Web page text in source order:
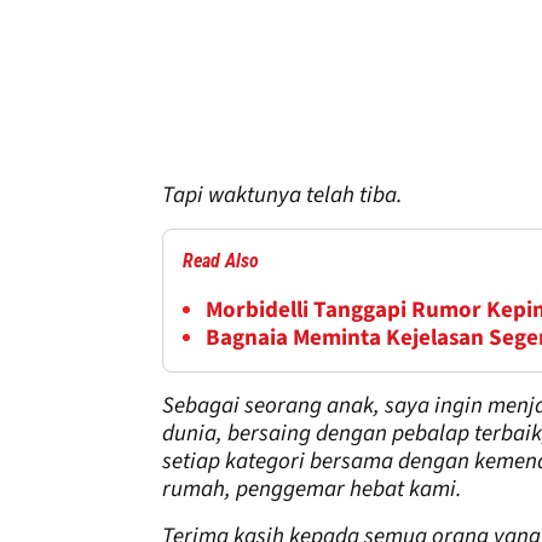
Tapi waktunya telah tiba.
Read Also
Morbidelli Tanggapi Rumor
Bagnaia Meminta Kejelasan
Sebagai seorang anak, saya ingin
dunia, bersaing dengan pebalap
setiap kategori bersama dengan
rumah, penggemar hebat kami.